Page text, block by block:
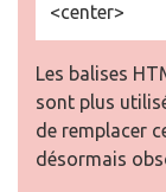
<center>
Les balises
sont plus
de remplacer
désormais